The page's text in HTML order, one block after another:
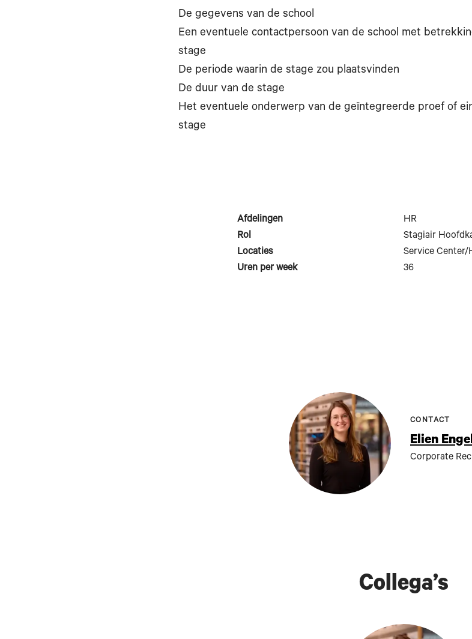
De gegevens van de school
Een eventuele contactpersoon van de school met
stage
De periode waarin de stage zou plaatsvinden
De duur van de stage
Het eventuele onderwerp van de geïntegreerde proef of
stage
Afdelingen
HR
Rol
Stagiair
Locaties
Service
Uren per week
36
CONTACT
Elien
Corporate
Collega’s